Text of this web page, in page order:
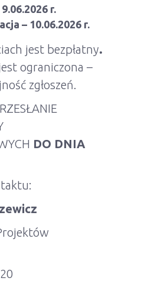
r.
– 10.06.2026 r.
jest bezpłatny.
ograniczona –
zgłoszeń.
DO DNIA